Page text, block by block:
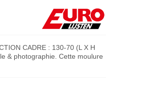
CADRE : 130-70 (L X H
& photographie. Cette moulure